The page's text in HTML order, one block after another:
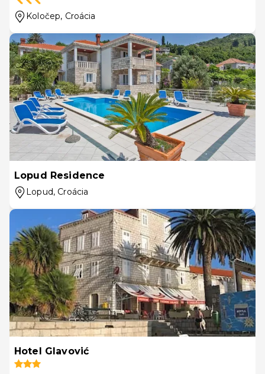
Koločep, Croácia
Lopud Residence
Lopud, Croácia
Hotel Glavović